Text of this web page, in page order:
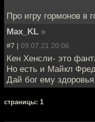
Про игру гормонов в
Max_KL »
#7 | 09.07.21 20:06
Кен Хенсли- это
Но есть и Майкл
Дай бог ему
cтраницы: 1